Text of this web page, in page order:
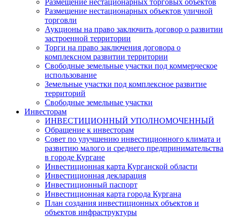
Размещение нестационарных торговых объектов
Размещение нестационарных объектов уличной
торговли
Аукционы на право заключить договор о развитии
застроенной территории
Торги на право заключения договора о
комплексном развитии территории
Свободные земельные участки под коммерческое
использование
Земельные участки под комплексное развитие
территорий
Свободные земельные участки
Инвесторам
ИНВЕСТИЦИОННЫЙ УПОЛНОМОЧЕННЫЙ
Обращение к инвесторам
Совет по улучшению инвестиционного климата и
развитию малого и среднего предпринимательства
в городе Кургане
Инвестиционная карта Курганской области
Инвестиционная декларация
Инвестиционный паспорт
Инвестиционная карта города Кургана
План создания инвестиционных объектов и
объектов инфраструктуры